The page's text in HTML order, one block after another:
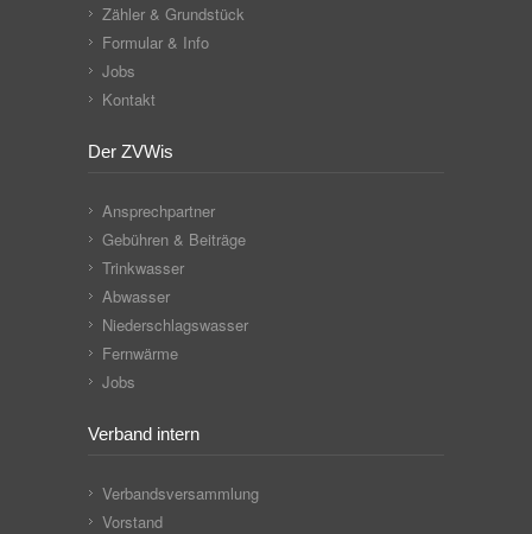
Zähler & Grundstück
Formular & Info
Jobs
Kontakt
Der ZVWis
Ansprechpartner
Gebühren & Beiträge
Trinkwasser
Abwasser
Niederschlagswasser
Fernwärme
Jobs
Verband intern
Verbandsversammlung
Vorstand